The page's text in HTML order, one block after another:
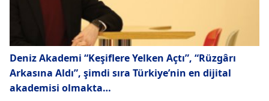
Deniz Akademi “Keşiflere Yelken Açtı”, “Rüzgârı
Arkasına Aldı”, şimdi sıra Türkiye’nin en dijital
akademisi olmakta…